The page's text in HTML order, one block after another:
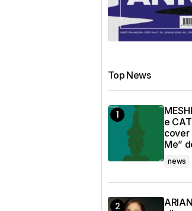
Top News
e
cover
Me”
news